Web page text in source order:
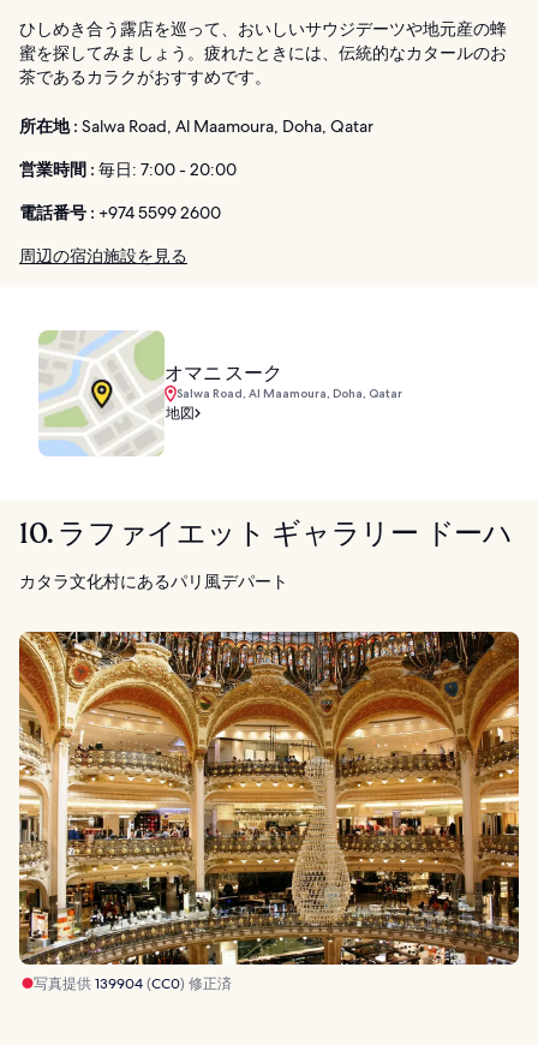
ひしめき合う露店を巡って、おいしいサウジデーツや地元産の蜂
蜜を探してみましょう。疲れたときには、伝統的なカタールのお
茶であるカラクがおすすめです。
所在地 : Salwa Road, Al Maamoura, Doha, Qatar
営業時間 : 毎日: 7:00 - 20:00
電話番号 : +974 5599 2600
周辺の宿泊施設を見る
オマニ スーク
Salwa Road, Al Maamoura, Doha, Qatar
地図
10. ラファイエット ギャラリー ドーハ
カタラ文化村にあるパリ風デパート
写真提供139904(CC0) 修正済